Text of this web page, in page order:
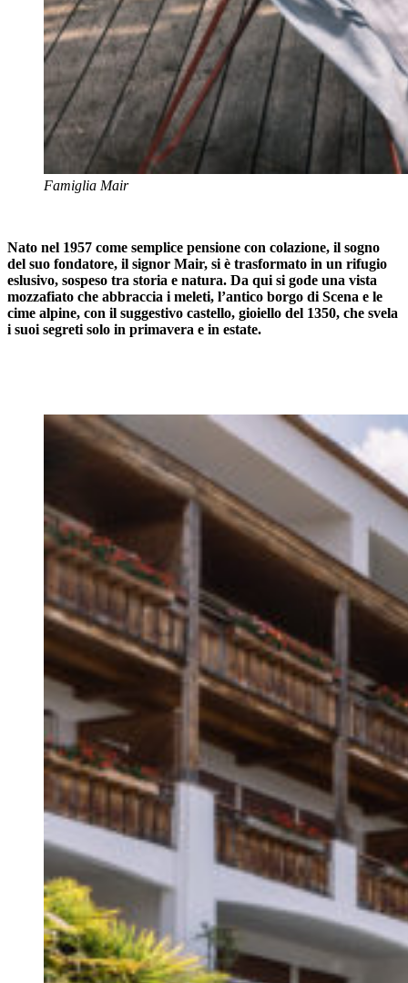
Famiglia Mair
Nato nel 1957 come semplice pensione con colazione, il sogno
del suo fondatore, il signor Mair, si è trasformato in un rifugio
eslusivo, sospeso tra storia e natura. Da qui si gode una vista
mozzafiato che abbraccia i meleti, l’antico borgo di Scena e le
cime alpine, con il suggestivo castello, gioiello del 1350, che svela
i suoi segreti solo in primavera e in estate.